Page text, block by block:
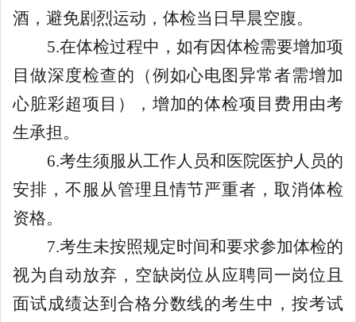
酒，避免剧烈运动，体检当日早晨空腹。
5.在体检过程中，如有因体检需要增加项
目做深度检查的（例如心电图异常者需增加
心脏彩超项目），增加的体检项目费用由考
生承担。
6.考生须服从工作人员和医院医护人员的
安排，不服从管理且情节严重者，取消体检
资格。
7.考生未按照规定时间和要求参加体检的
视为自动放弃，空缺岗位从应聘同一岗位且
面试成绩达到合格分数线的考生中，按考试